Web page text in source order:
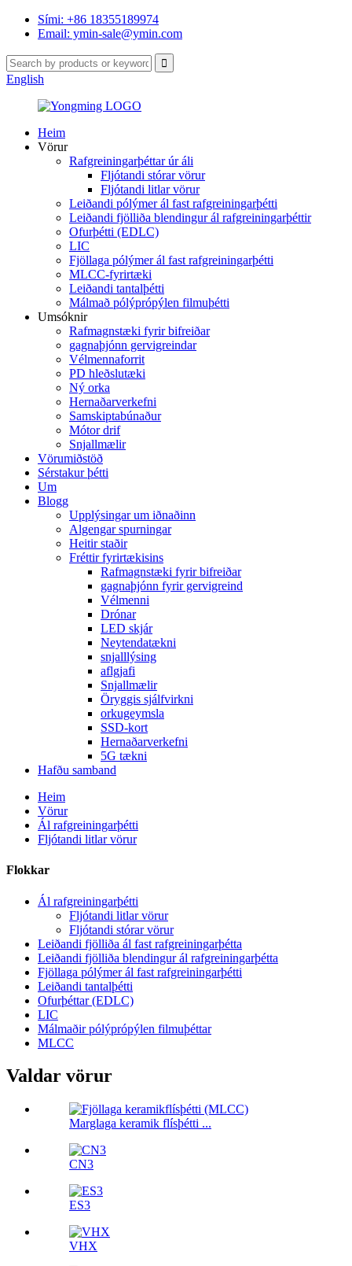
Sími: +86 18355189974
Email: ymin-sale@ymin.com
English
Heim
Vörur
Rafgreiningarþéttar úr áli
Fljótandi stórar vörur
Fljótandi litlar vörur
Leiðandi pólýmer ál fast rafgreiningarþétti
Leiðandi fjölliða blendingur ál rafgreiningarþéttir
Ofurþétti (EDLC)
LIC
Fjöllaga pólýmer ál fast rafgreiningarþétti
MLCC-fyrirtæki
Leiðandi tantalþétti
Málmað pólýprópýlen filmuþétti
Umsóknir
Rafmagnstæki fyrir bifreiðar
gagnaþjónn gervigreindar
Vélmennaforrit
PD hleðslutæki
Ný orka
Hernaðarverkefni
Samskiptabúnaður
Mótor drif
Snjallmælir
Vörumiðstöð
Sérstakur þétti
Um
Blogg
Upplýsingar um iðnaðinn
Algengar spurningar
Heitir staðir
Fréttir fyrirtækisins
Rafmagnstæki fyrir bifreiðar
gagnaþjónn fyrir gervigreind
Vélmenni
Drónar
LED skjár
Neytendatækni
snjalllýsing
aflgjafi
Snjallmælir
Öryggis sjálfvirkni
orkugeymsla
SSD-kort
Hernaðarverkefni
5G tækni
Hafðu samband
Heim
Vörur
Ál rafgreiningarþétti
Fljótandi litlar vörur
Flokkar
Ál rafgreiningarþétti
Fljótandi litlar vörur
Fljótandi stórar vörur
Leiðandi fjölliða ál fast rafgreiningarþétta
Leiðandi fjölliða blendingur ál rafgreiningarþétta
Fjöllaga pólýmer ál fast rafgreiningarþétti
Leiðandi tantalþétti
Ofurþéttar (EDLC)
LIC
Málmaðir pólýprópýlen filmuþéttar
MLCC
Valdar vörur
Marglaga keramik flísþétti ...
CN3
ES3
VHX